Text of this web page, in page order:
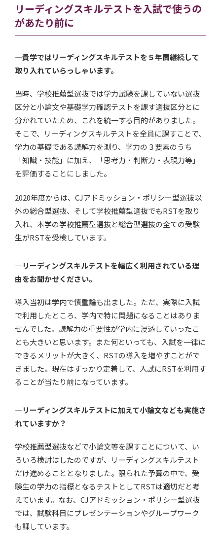
リーディングスキルテストを入試で使うの
があたり前に
—貴学ではリーディングスキルテストを５年間継続して
取り入れていらっしゃいます。
当時、学校推薦型選抜では学力試験を課していない選抜
区分と小論文や基礎学力確認テストを課す選抜区分とに
分かれていたため、これを統一する目的がありました。
そこで、リーディングスキルテストを全員に課すことで、
学力の基礎である読解力を測り、学力の３要素のうち
「知識・技能」に加え、「思考力・判断力・表現力等」
を評価することにしました。
2020年度からは、CJアドミッション・ポリシー型選抜以
外の総合型選抜、そして学校推薦型選抜でもRSTを取り
入れ、本学の学校推薦型選抜と総合型選抜の全ての受験
生がRSTを受検しています。
—リーディングスキルテストを幅広く利用されている理
由をお聞かせください。
導入当初は学内で慎重論も出ました。ただ、実際に入試
で利用したところ、学内で特に問題になることはありま
せんでした。読解力の重要性が学内に浸透していったこ
とも大きいと思います。また何といっても、入試を一律に
できるメリットが大きく、RSTの導入を増やすことがで
きました。現在はすっかり定着して、入試にRSTを利用す
ることが当たり前になっています。
—リーディングスキルテストに加えて小論文なども実施さ
れていますか？
学校推薦型選抜などで小論文等を課すことについて、い
ろいろ検討はしたのですが、リーディングスキルテスト
だけ進めることとなりました。限られた予算の中で、受
験生の学力の指標となるテストとしてRSTは適切だと考
えています。なお、CJアドミッション・ポリシー型選抜
では、試験科目にプレゼンテーションやグループワーク
も課しています。